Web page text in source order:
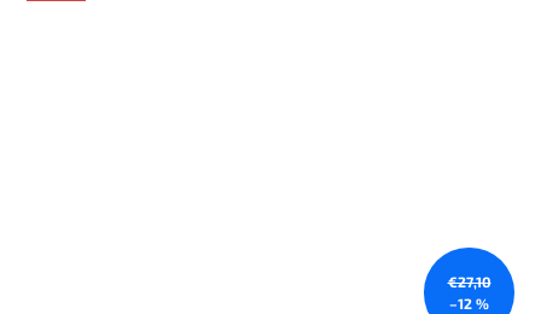
€27,10
–12 %